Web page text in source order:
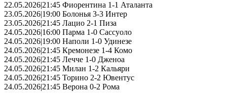
22.05.2026|21:45 Фиорентина 1-1 Аталанта
23.05.2026|19:00 Болонья 3-3 Интер
23.05.2026|21:45 Лацио 2-1 Пиза
24.05.2026|16:00 Парма 1-0 Сассуоло
24.05.2026|19:00 Наполи 1-0 Удинезе
24.05.2026|21:45 Кремонезе 1-4 Комо
24.05.2026|21:45 Лечче 1-0 Дженоа
24.05.2026|21:45 Милан 1-2 Кальяри
24.05.2026|21:45 Торино 2-2 Ювентус
24.05.2026|21:45 Верона 0-2 Рома